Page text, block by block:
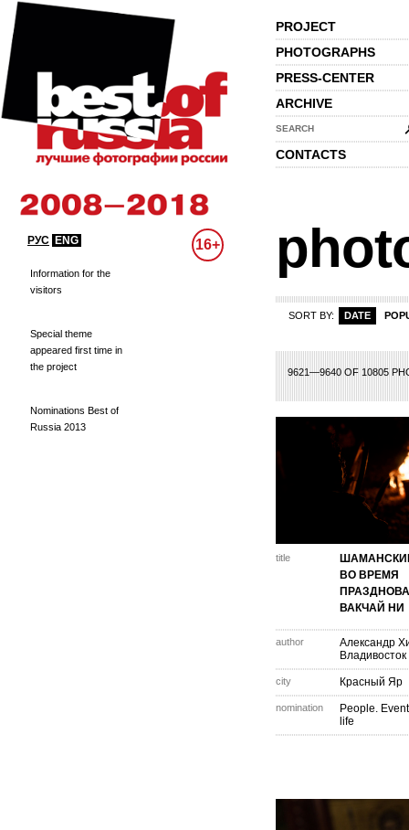
PROJECT
PHOTOGRAPHS
PRESS-CENTER
ARCHIVE
SEARCH
CONTACTS
РУС ENG 16+
Information for the
visitors
Special theme
appeared first time in
the project
Nominations Best of
Russia 2013
SORT BY: DATE
9621—9640 OF 10805
462 463 464 472 473 474 475
title
ВО ВРЕМЯ
ВАКЧАЙ НИ
author
Александр
Владивосток
city Красный Яр
nomination
People.
life